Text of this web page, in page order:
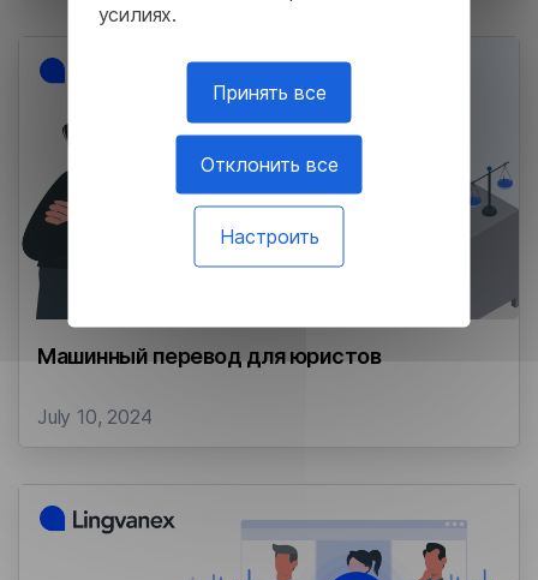
усилиях.
Принять все
Отклонить все
Настроить
Машинный перевод для юристов
July 10, 2024